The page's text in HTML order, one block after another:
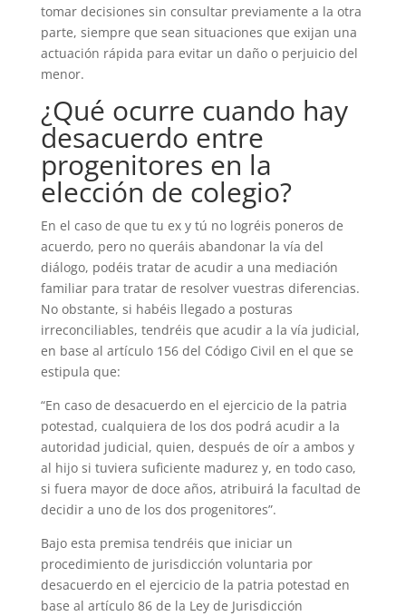
tomar decisiones sin consultar previamente a la otra
parte, siempre que sean situaciones que exijan una
actuación rápida para evitar un daño o perjuicio del
menor.
¿Qué ocurre cuando hay
desacuerdo entre
progenitores en la
elección de colegio?
En el caso de que tu ex y tú no logréis poneros de
acuerdo, pero no queráis abandonar la vía del
diálogo, podéis tratar de acudir a una mediación
familiar para tratar de resolver vuestras diferencias.
No obstante, si habéis llegado a posturas
irreconciliables, tendréis que acudir a la vía judicial,
en base al artículo 156 del Código Civil en el que se
estipula que:
“En caso de desacuerdo en el ejercicio de la patria
potestad, cualquiera de los dos podrá acudir a la
autoridad judicial, quien, después de oír a ambos y
al hijo si tuviera suficiente madurez y, en todo caso,
si fuera mayor de doce años, atribuirá la facultad de
decidir a uno de los dos progenitores”.
Bajo esta premisa tendréis que iniciar un
procedimiento de jurisdicción voluntaria por
desacuerdo en el ejercicio de la patria potestad en
base al artículo 86 de la Ley de Jurisdicción